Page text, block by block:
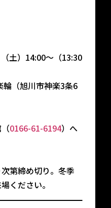
土）14:00〜（13:30
輪（旭川市神楽3条6
0166-61-6194）へ
第締め切り。冬季
ください。